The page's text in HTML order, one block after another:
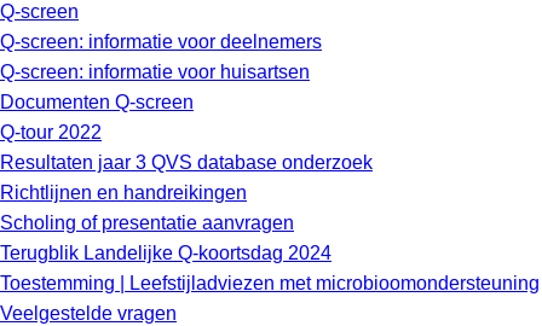
Q-screen
Q-screen: informatie voor deelnemers
Q-screen: informatie voor huisartsen
Documenten Q-screen
Q-tour 2022
Resultaten jaar 3 QVS database onderzoek
Richtlijnen en handreikingen
Scholing of presentatie aanvragen
Terugblik Landelijke Q-koortsdag 2024
Toestemming | Leefstijladviezen met microbioomondersteuning
Veelgestelde vragen